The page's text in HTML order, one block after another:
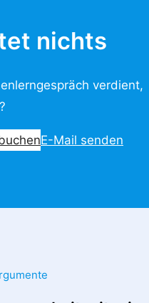
nichts
verdient,
E-Mail senden